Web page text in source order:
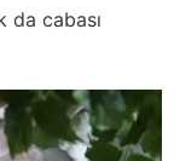
da cabası